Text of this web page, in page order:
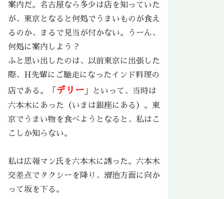
案内だ。名古屋なら多少は店を知っていた
が、東京となると何処でうまいものが食え
るのか、まるで見当が付かない。うーん、
何処に案内しよう？
ふと思い出したのは、以前東京に出張した
際、H先輩にご馳走になったインド料理の
店である。「 デリー 」といって、当時は
六本木にあった（いまは銀座にある）。東
京でうまい物を食べようとなると、私はこ
こしか知らない。
私は広報マン氏を六本木に誘った。六本木
交差点でタクシーを降り、溜池方面に向か
って坂を下る。